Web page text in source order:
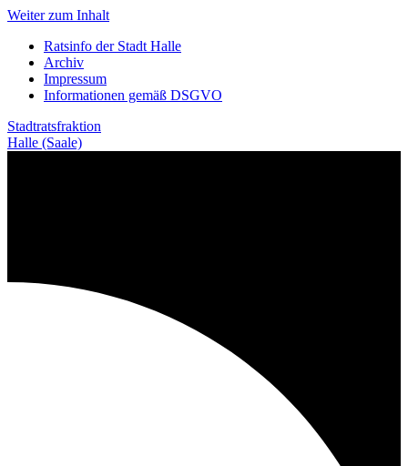
Weiter zum Inhalt
Ratsinfo der Stadt Halle
Archiv
Impressum
Informationen gemäß DSGVO
Stadtratsfraktion
Halle (Saale)